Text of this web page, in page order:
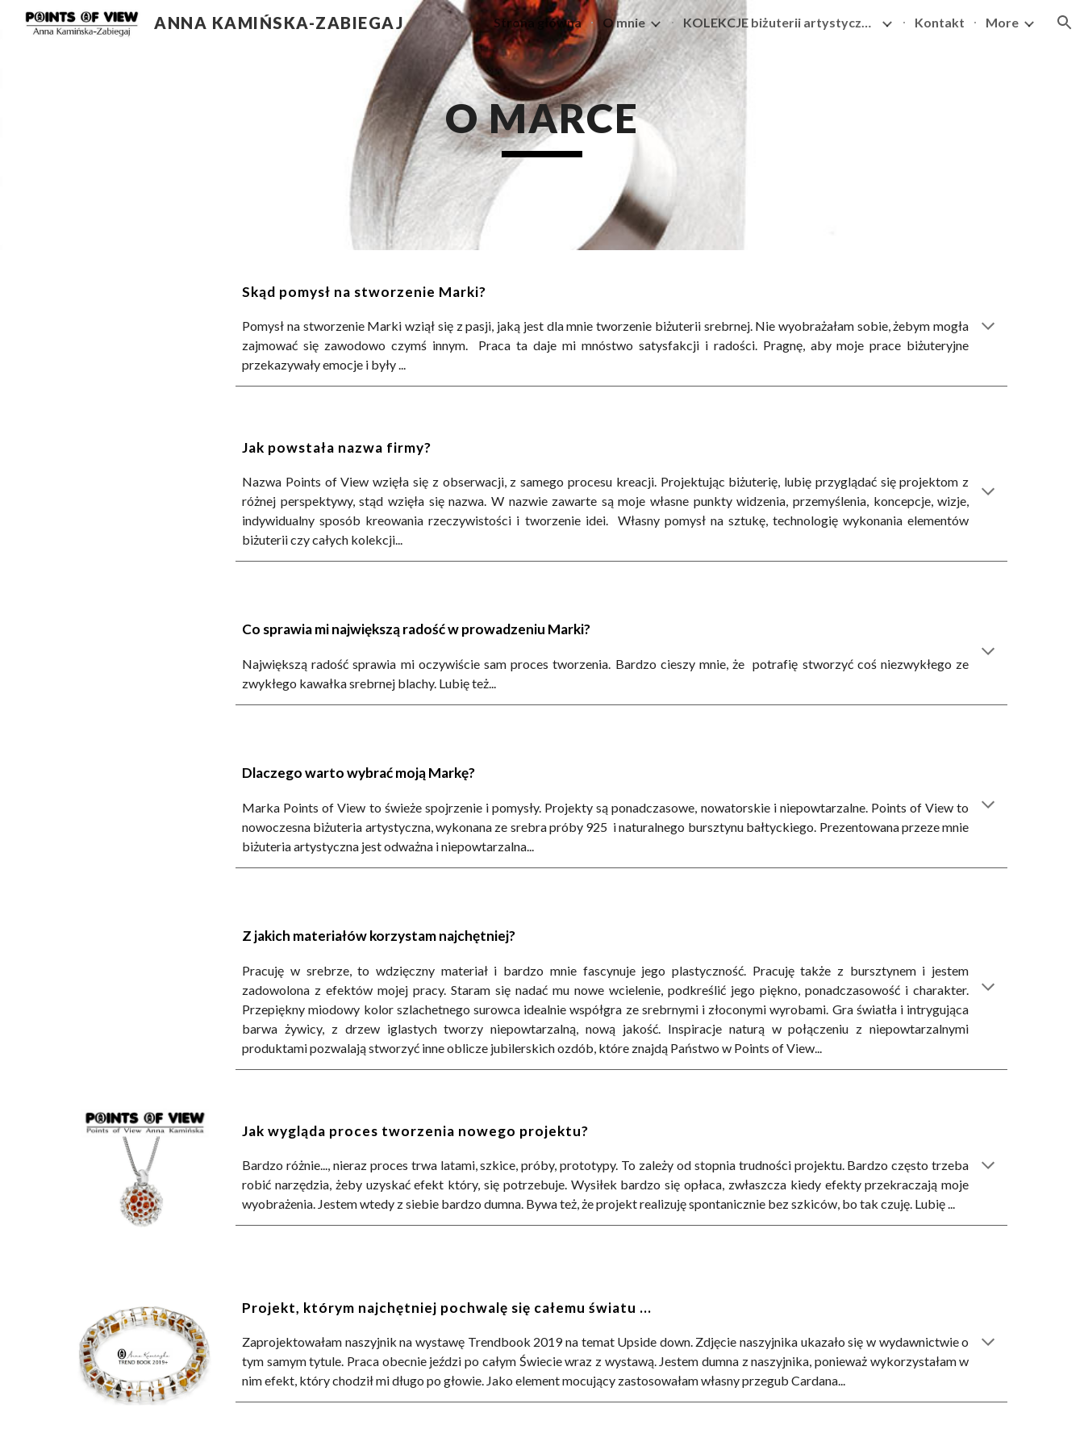
Skip to main content Skip to navigation
ANNA KAMIŃSKA-ZABIEGAJ Strona główna O mnie KOLEKCJE biżuterii artystycznej Kontakt More
O MARCE
Skąd pomysł na stworzenie Marki?
Pomysł na stworzenie Marki wziął się z pasji, jaką jest dla mnie tworzenie biżuterii srebrnej. Nie wyobrażałam sobie, żebym mogła
zajmować się zawodowo czymś innym. Praca ta daje mi mnóstwo satysfakcji i radości. Pragnę, aby moje prace biżuteryjne
przekazywały emocje i były ...
Jak powstała nazwa firmy?
Nazwa Points of View wzięła się z obserwacji, z samego procesu kreacji. Projektując biżuterię, lubię przyglądać sięprojektom z
różnej perspektywy, stąd wzięła się nazwa. W nazwie zawarte są moje własne punkty widzenia, przemyślenia, koncepcje, wizje,
indywidualny sposób kreowania rzeczywistości i tworzenie idei. Własny pomysł na sztukę, technologię wykonania elementów
biżuterii czy całych kolekcji...
Co sprawia mi największą radość w prowadzeniu Marki?
Największą radość sprawia mi oczywiście sam proces tworzenia. Bardzo cieszy mnie, że potrafię stworzyć coś niezwykłego ze
zwykłego kawałka srebrnej blachy. Lubię też...
Dlaczego warto wybrać moją Markę?
Marka Points of View to świeże spojrzenie i pomysły. Projekty są ponadczasowe, nowatorskie i niepowtarzalne. Points of View to
nowoczesna biżuteria artystyczna, wykonana ze srebra próby 925 i naturalnego bursztynu bałtyckiego. Prezentowana przeze mnie
biżuteria artystyczna jest odważna i niepowtarzalna...
Z jakich materiałów korzystam najchętniej?
Pracuję w srebrze, to wdzięczny materiał i bardzo mnie fascynuje jego plastyczność. Pracuję także z bursztynem i jestem
zadowolona z efektów mojej pracy. Staram się nadać mu nowe wcielenie, podkreślić jego piękno, ponadczasowość i charakter.
Przepiękny miodowy kolor szlachetnego surowca idealnie współgra ze srebrnymi i złoconymi wyrobami. Gra światła i intrygująca
barwa żywicy, z drzew iglastych tworzy niepowtarzalną, nową jakość. Inspiracje naturą w połączeniu z niepowtarzalnymi
produktami pozwalają stworzyć inne oblicze jubilerskich ozdób, które znajdą Państwo w Points of View...
Jak wygląda proces tworzenia nowego projektu?
Bardzo różnie..., nieraz proces trwa latami, szkice, próby, prototypy. To zależy od stopnia trudności projektu. Bardzo często trzeba
robić narzędzia, żeby uzyskać efekt który, się potrzebuje. Wysiłek bardzo się opłaca, zwłaszcza kiedy efekty przekraczają moje
wyobrażenia. Jestem wtedy z siebie bardzo dumna. Bywa też, że projekt realizuję spontanicznie bez szkiców, bo tak czuję. Lubię ...
Projekt, którym najchętniej pochwalę się całemu światu ...
Zaprojektowałam naszyjnik na wystawę Trendbook 2019 na temat Upside down. Zdjęcie naszyjnika ukazało się w wydawnictwie o
tym samym tytule. Praca obecnie jeździ po całym Świecie wraz z wystawą. Jestem dumna z naszyjnika, ponieważ wykorzystałam w
nim efekt, który chodził mi długo po głowie. Jako element mocujący zastosowałam własny przegub Cardana...